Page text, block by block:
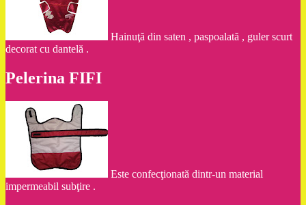
Hainuţă din saten , paspoalată , guler scurt
decorat cu dantelă .
Pelerina FIFI
Este confecţionată dintr-un material
impermeabil subţire .